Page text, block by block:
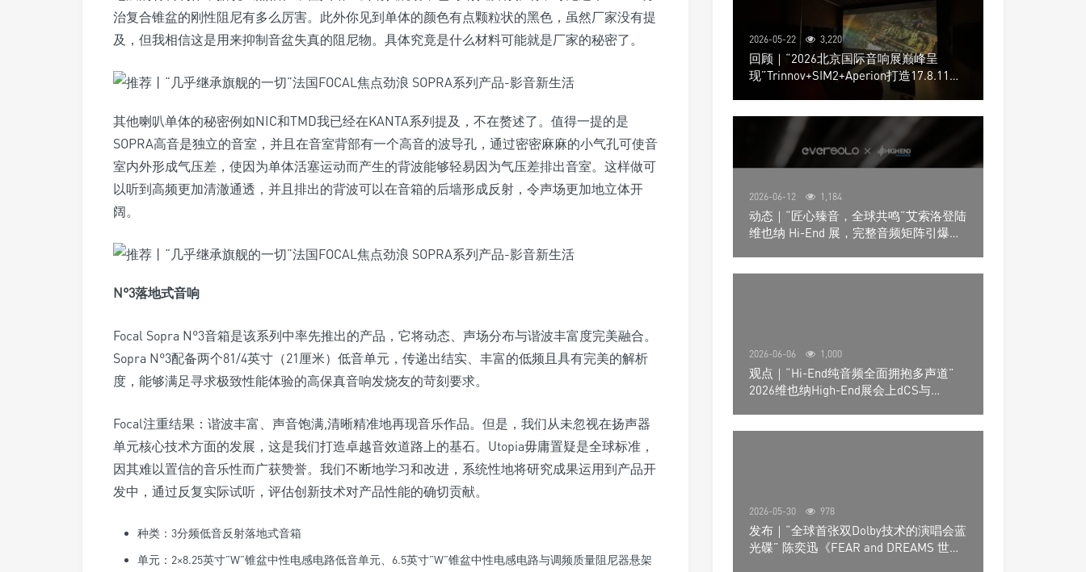
治复合锥盆的刚性阻尼有多么厉害。此外你见到单体的颜色有点颗粒状的黑色，虽然厂家没有提
及，但我相信这是用来抑制音盆失真的阻尼物。具体究竟是什么材料可能就是厂家的秘密了。
其他喇叭单体的秘密例如NIC和TMD我已经在KANTA系列提及，不在赘述了。值得一提的是
SOPRA高音是独立的音室，并且在音室背部有一个高音的波导孔，通过密密麻麻的小气孔可使音
室内外形成气压差，使因为单体活塞运动而产生的背波能够轻易因为气压差排出音室。这样做可
以听到高频更加清澈通透，并且排出的背波可以在音箱的后墙形成反射，令声场更加地立体开
阔。
N°3落地式音响
Focal Sopra N°3音箱是该系列中率先推出的产品，它将动态、声场分布与谐波丰富度完美融合。
Sopra N°3配备两个81/4英寸（21厘米）低音单元，传递出结实、丰富的低频且具有完美的解析
度，能够满足寻求极致性能体验的高保真音响发烧友的苛刻要求。
Focal注重结果：谐波丰富、声音饱满,清晰精准地再现音乐作品。但是，我们从未忽视在扬声器
单元核心技术方面的发展，这是我们打造卓越音效道路上的基石。Utopia毋庸置疑是全球标准，
因其难以置信的音乐性而广获赞誉。我们不断地学习和改进，系统性地将研究成果运用到产品开
发中，通过反复实际试听，评估创新技术对产品性能的确切贡献。
种类：3分频低音反射落地式音箱
单元：2×8.25英寸”W”锥盆中性电感电路低音单元、6.5英寸”W”锥盆中性电感电路与调频质量阻尼器悬架
2026-05-22 3,220
回顾｜“2026北京国际音响展巅峰呈
现”Trinnov+SIM2+Aperion打造17.8.11声
2026-06-12 1,184
动态｜“匠心臻音，全球共鸣”艾索洛登陆
维也纳 Hi-End 展，完整音频矩阵引爆关
2026-06-06 1,000
观点｜“Hi-End纯音频全面拥抱多声道”
2026维也纳High-End展会上dCS与
2026-05-30 978
发布｜“全球首张双Dolby技术的演唱会蓝
光碟” 陈奕迅《FEAR and DREAMS 世界